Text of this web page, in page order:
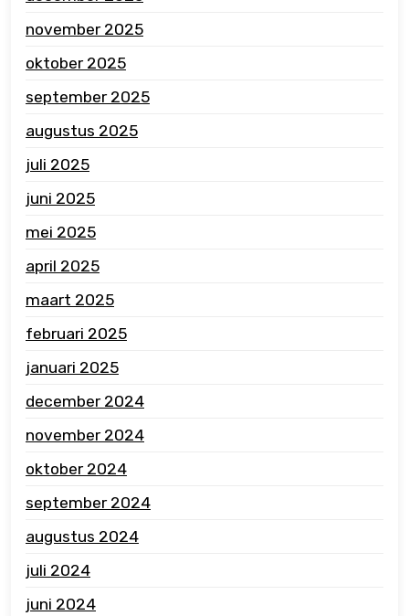
november 2025
oktober 2025
september 2025
augustus 2025
juli 2025
juni 2025
mei 2025
april 2025
maart 2025
februari 2025
januari 2025
december 2024
november 2024
oktober 2024
september 2024
augustus 2024
juli 2024
juni 2024